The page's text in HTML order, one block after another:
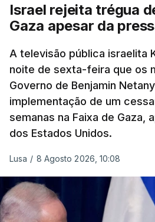
Israel rejeita trégua
Gaza apesar da
A televisão pública israelita
noite de sexta-feira que os
Governo de Benjamin
implementação de um
semanas na Faixa de Gaza,
dos Estados Unidos.
Lusa / 8 Agosto 2026, 10:08